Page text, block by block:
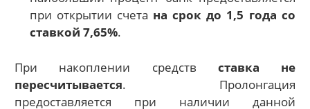
при открытии счета на срок до 1,5 года со
ставкой 7,65%.
При накоплении средств ставка не
пересчитывается. Пролонгация
предоставляется при наличии данной